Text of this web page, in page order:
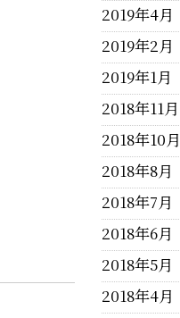
2019年4月
2019年2月
2019年1月
2018年11月
2018年10月
2018年8月
2018年7月
2018年6月
2018年5月
2018年4月